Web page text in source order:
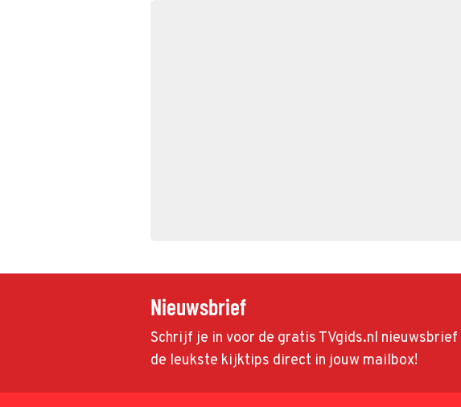
Nieuwsbrief
Schrijf je in voor de gratis TVgids.nl
de leukste kijktips direct in jouw mailbox!